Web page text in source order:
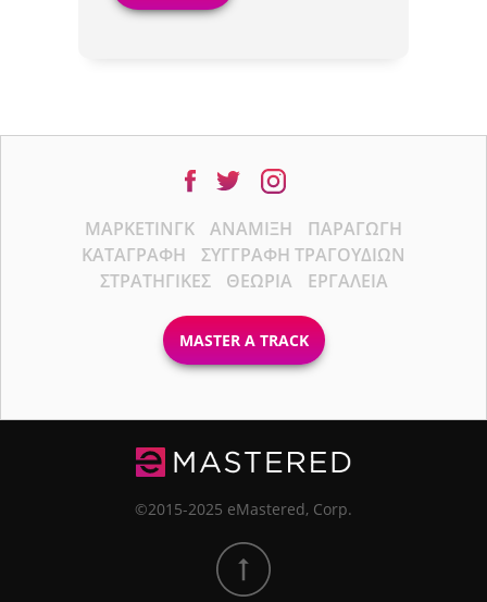
ΜΆΡΚΕΤΙΝΓΚ ΑΝΆΜΙΞΗ
ΠΑΡΑΓΩΓΉ
ΚΑΤΑΓΡΑΦΉ
ΣΥΓΓΡΑΦΉ ΤΡΑΓΟΥΔΙΏΝ
ΣΤΡΑΤΗΓΙΚΈΣ
ΘΕΩΡΊΑ ΕΡΓΑΛΕΊΑ
MASTER A TRACK
©2015-2025 eMastered, Corp.